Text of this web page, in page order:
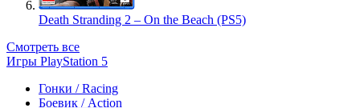
Death Stranding 2 – On the Beach (PS5)
Смотреть все
Игры PlayStation 5
Гонки / Racing
Боевик / Action